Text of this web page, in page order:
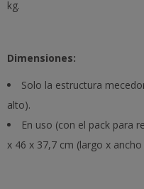
kg.
Dimensiones:
Solo la estructura
alto).
En uso (con el pack para
x 46 x 37,7 cm (largo x